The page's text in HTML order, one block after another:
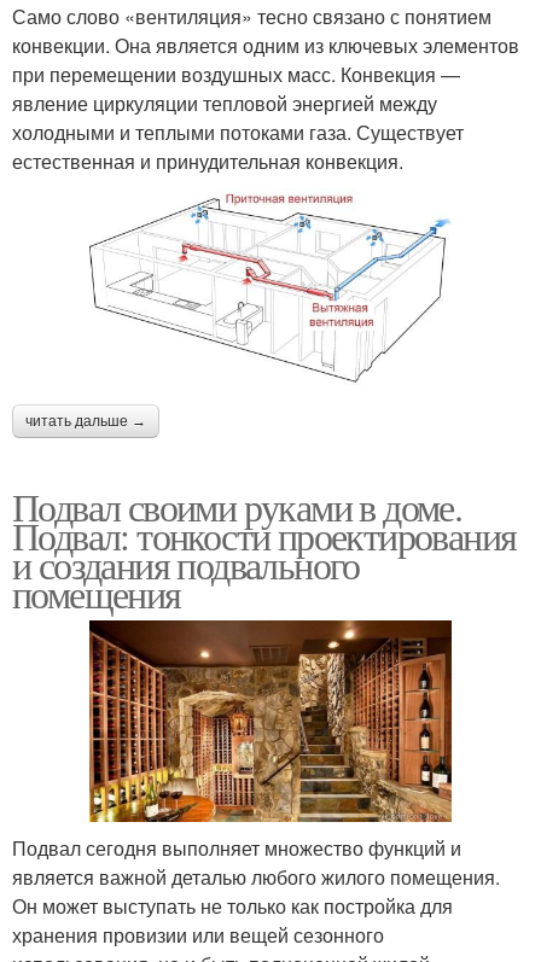
Само слово «вентиляция» тесно связано с понятием
конвекции. Она является одним из ключевых элементов
при перемещении воздушных масс. Конвекция —
явление циркуляции тепловой энергией между
холодными и теплыми потоками газа. Существует
естественная и принудительная конвекция.
читать дальше →
Подвал своими руками в доме.
Подвал: тонкости проектирования
и создания подвального
помещения
Подвал сегодня выполняет множество функций и
является важной деталью любого жилого помещения.
Он может выступать не только как постройка для
хранения провизии или вещей сезонного